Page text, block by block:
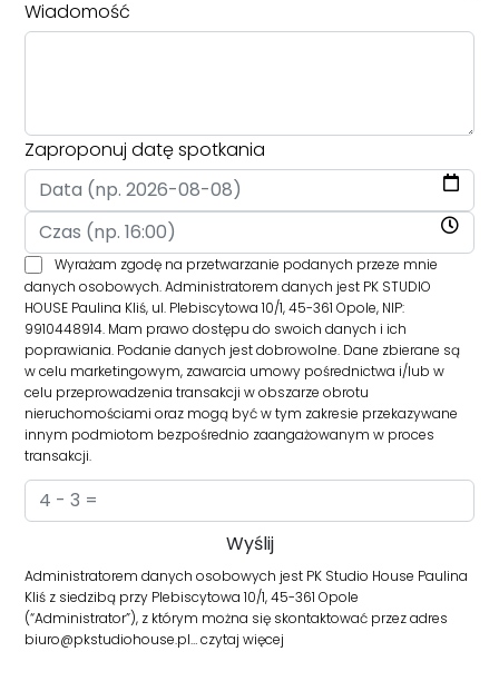
Wiadomość
Zaproponuj datę spotkania
Wyrażam zgodę na przetwarzanie podanych przeze mnie
danych osobowych. Administratorem danych jest PK STUDIO
HOUSE Paulina Kliś, ul. Plebiscytowa 10/1, 45-361 Opole, NIP:
9910448914. Mam prawo dostępu do swoich danych i ich
poprawiania. Podanie danych jest dobrowolne. Dane zbierane są
w celu marketingowym, zawarcia umowy pośrednictwa i/lub w
celu przeprowadzenia transakcji w obszarze obrotu
nieruchomościami oraz mogą być w tym zakresie przekazywane
innym podmiotom bezpośrednio zaangażowanym w proces
transakcji.
Administratorem danych osobowych jest PK Studio House Paulina
Kliś z siedzibą przy Plebiscytowa 10/1, 45-361 Opole
(“Administrator”), z którym można się skontaktować przez adres
biuro@pkstudiohouse.pl…czytaj więcej